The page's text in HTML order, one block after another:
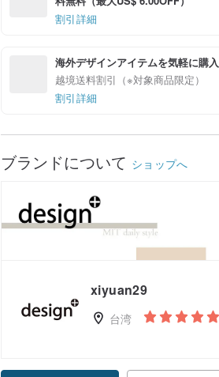
割引詳細
海外デザインアイテムを気軽に購入
越境送料割引（※対象商品限定）
割引詳細
ブランドについて ショップへ
xiyuan29
台湾